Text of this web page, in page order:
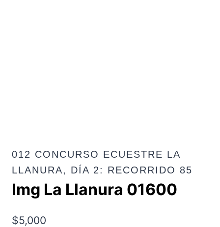
012 CONCURSO ECUESTRE LA
LLANURA, DÍA 2: RECORRIDO 85
Img La Llanura 01600
$5,000